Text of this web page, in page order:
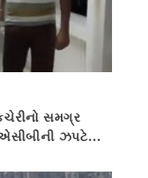
સમગ્ર
એસીબીની ઝપટે